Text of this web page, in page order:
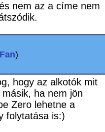
nem az a címe nem
)
hogy az alkotók mit
ha nem jön
Zero lehetne a
folytatása is:)